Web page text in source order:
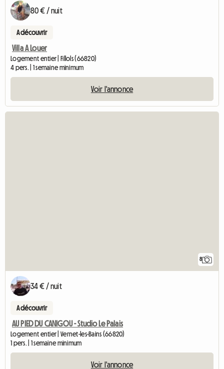
80 € / nuit
A découvrir
Villa A Louer
Logement entier | Fillols (66820)
4 pers. | 1 semaine minimum
Voir l'annonce
8
34 € / nuit
A découvrir
AU PIED DU CANIGOU - Studio Le Palais
Logement entier | Vernet-les-Bains (66820)
1 pers. | 1 semaine minimum
Voir l'annonce